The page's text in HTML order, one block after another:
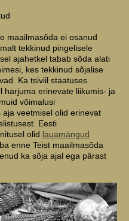
maailmasõda ei osanud
tekkinud pingelisele
ajahetkel tabab sõda alati
kes tekkinud sõjalise
Ka tsiviil staatuses
harjuma erinevate liikumis- ja
võimalusi
veetmisel olid erinevat
Eesti
olid lauamängud
enne Teist maailmasõda
ka sõja ajal ega pärast